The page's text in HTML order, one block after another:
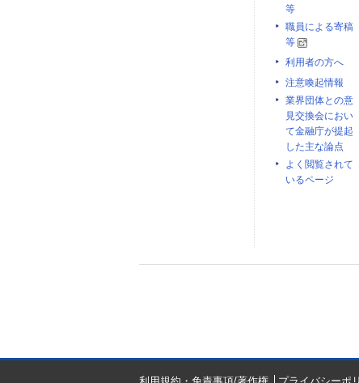
等
職員による寄稿
等
利用者の方へ
注意喚起情報
業界団体との意
見交換会におい
て金融庁が提起
した主な論点
よく閲覧されて
いるページ